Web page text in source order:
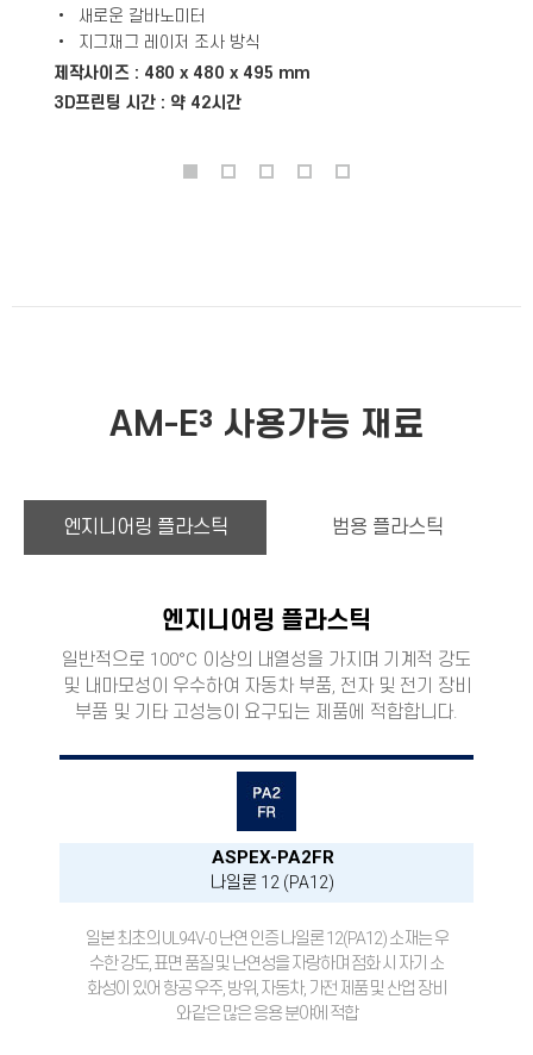
• 새로운 갈바노미터
• 지그재그 레이저 조사 방식
제작사이즈 : 480 x 480 x 495 mm
3D프린팅 시간 : 약 42시간
AM-E³ 사용가능 재료
엔지니어링 플라스틱 범용 플라스틱
엔지니어링 플라스틱
일반적으로 100°C 이상의 내열성을 가지며 기계적 강도
및 내마모성이 우수하여 자동차 부품, 전자 및 전기 장비
부품 및 기타 고성능이 요구되는 제품에 적합합니다.
ASPEX-PA2FR
나일론 12 (PA12)
일본 최초의 UL94V-0 난연 인증 나일론 12(PA12) 소재는 우
수한 강도, 표면 품질 및 난연성을 자랑하며 점화 시 자기 소
화성이 있어 항공 우주, 방위, 자동차, 가전 제품 및 산업 장비
와 같은 많은 응용 분야에 적합